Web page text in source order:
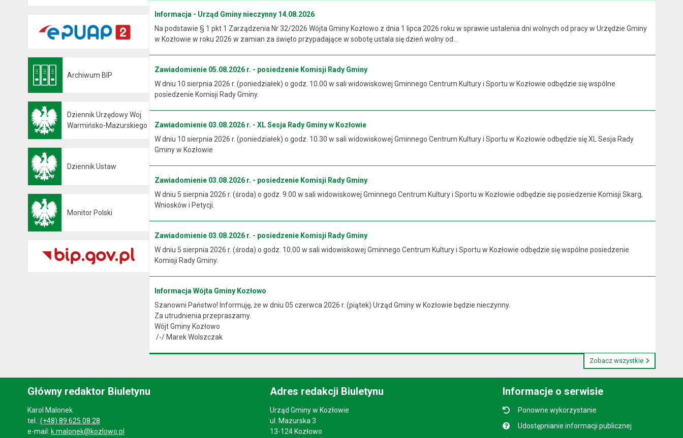
Archiwum BIP
Dziennik Urzędowy Woj.
Warmińsko-Mazurskiego
Dziennik Ustaw
Monitor Polski
Informacja - Urząd Gminy nieczynny 14.08.2026
Na podstawie § 1 pkt 1 Zarządzenia Nr 32/2026 Wójta Gminy Kozłowo z dnia 1 lipca 2026 roku w sprawie ustalenia dni wolnych od pracy w Urzędzie Gminy
w Kozłowie w roku 2026 w zamian za święto przypadające w sobotę ustala się dzień wolny od...
Zawiadomienie 05.08.2026 r. - posiedzenie Komisji Rady Gminy
W dniu 10 sierpnia 2026 r. (poniedziałek) o godz. 10.00 w sali widowiskowej Gminnego Centrum Kultury i Sportu w Kozłowie odbędzie się wspólne
posiedzenie Komisji Rady Gminy.
Zawiadomienie 03.08.2026 r. - XL Sesja Rady Gminy w Kozłowie
W dniu 10 sierpnia 2026 r. (poniedziałek) o godz. 10.30 w sali widowiskowej Gminnego Centrum Kultury i Sportu w Kozłowie odbędzie się XL Sesja Rady
Gminy w Kozłowie
Zawiadomienie 03.08.2026 r. - posiedzenie Komisji Rady Gminy
W dniu 5 sierpnia 2026 r. (środa) o godz. 9.00 w sali widowiskowej Gminnego Centrum Kultury i Sportu w Kozłowie odbędzie się posiedzenie Komisji Skarg,
Wniosków i Petycji.
Zawiadomienie 03.08.2026 r. - posiedzenie Komisji Rady Gminy
W dniu 5 sierpnia 2026 r. (środa) o godz. 10.00 w sali widowiskowej Gminnego Centrum Kultury i Sportu w Kozłowie odbędzie się wspólne posiedzenie
Komisji Rady Gminy.
Informacja Wójta Gminy Kozłowo
Szanowni Państwo! Informuję, że w dniu 05 czerwca 2026 r. (piątek) Urząd Gminy w Kozłowie będzie nieczynny.
Za utrudnienia przepraszamy.
Wójt Gminy Kozłowo
/-/ Marek Wolszczak
Zobacz wszystkie
Główny redaktor Biuletynu
Karol Malonek
tel.: (+48) 89 625 08 28
e-mail: k.malonek@kozlowo.pl
Adres redakcji Biuletynu
Urząd Gminy w Kozłowie
ul. Mazurska 3
13-124 Kozłowo
Informacje o serwisie
Ponowne wykorzystanie
Udostępnianie informacji publicznej